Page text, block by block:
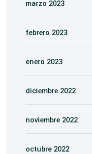
marzo 2023
febrero 2023
enero 2023
diciembre 2022
noviembre 2022
octubre 2022